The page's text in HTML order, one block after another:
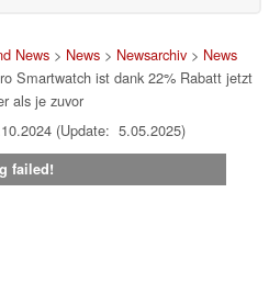
News> News> Newsarchiv> News
Smartwatch ist dank 22% Rabatt jetzt
als je zuvor
(Update: 5.05.2025)
failed!